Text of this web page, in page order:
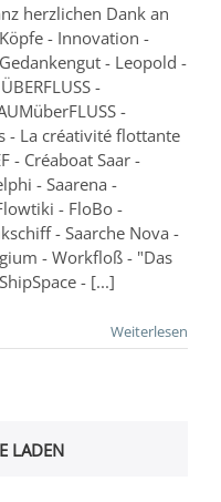
herzlichen Dank an
- Innovation -
- Leopold -
-
-
- La créativité flottante
- Créaboat Saar -
- Saarena -
- FloBo -
- Saarche Nova -
- Workfloß - "Das
- [...]
Weiterlesen
LADEN